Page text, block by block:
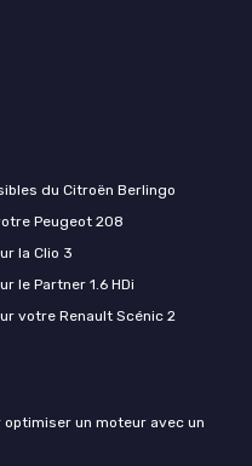
du Citroën Berlingo
Peugeot 208
la Clio 3
le Partner 1.6 HDi
votre Renault Scénic 2
un moteur avec un